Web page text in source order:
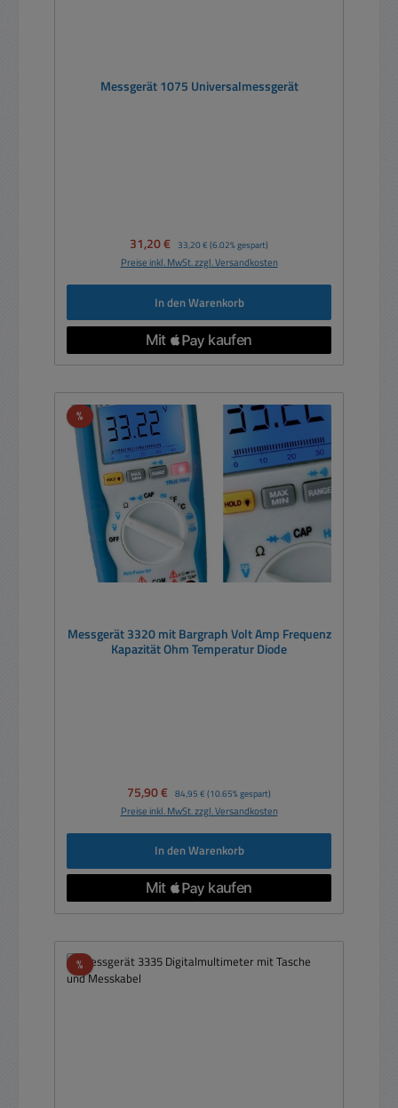
Messgerät 1075 Universalmessgerät
Verkaufspreis:
31,20 € Regulärer Preis:
33,20 € (6.02% gespart)
Preise inkl. MwSt. zzgl. Versandkosten
In den Warenkorb
%Rabatt
Messgerät 3320 mit Bargraph Volt Amp Frequenz
Kapazität Ohm Temperatur Diode
Verkaufspreis:
75,90 € Regulärer Preis:
84,95 € (10.65% gespart)
Preise inkl. MwSt. zzgl. Versandkosten
In den Warenkorb
%Rabatt